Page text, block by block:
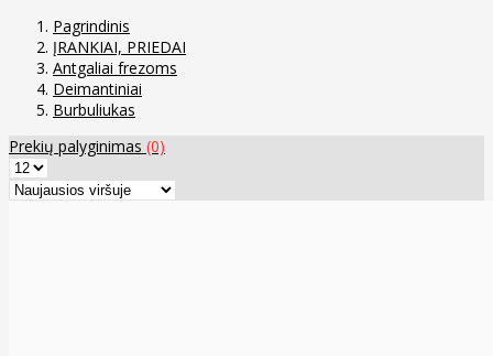
Pagrindinis
ĮRANKIAI, PRIEDAI
Antgaliai frezoms
Deimantiniai
Burbuliukas
Prekių palyginimas (0)